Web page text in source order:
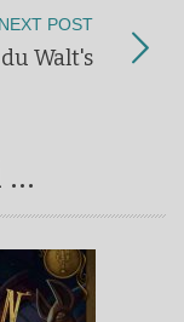
NEXT POST
Walt's